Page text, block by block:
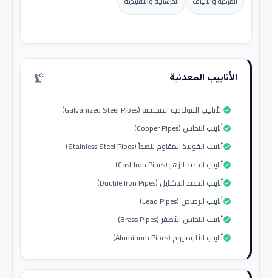
الأنابيب المعدنية precision_manufacturing
الأنابيب الفولاذية المجلفنة (Galvanized Steel Pipes)check_circle
أنابيب النحاس (Copper Pipes)check_circle
أنابيب الفولاذ المقاوم للصدأ (Stainless Steel Pipes)check_circle
أنابيب الحديد الزهر (Cast Iron Pipes)check_circle
أنابيب الحديد الدكتايل (Ductile Iron Pipes)check_circle
أنابيب الرصاص (Lead Pipes)check_circle
أنابيب النحاس الأصفر (Brass Pipes)check_circle
أنابيب الألومنيوم (Aluminum Pipes)check_circle